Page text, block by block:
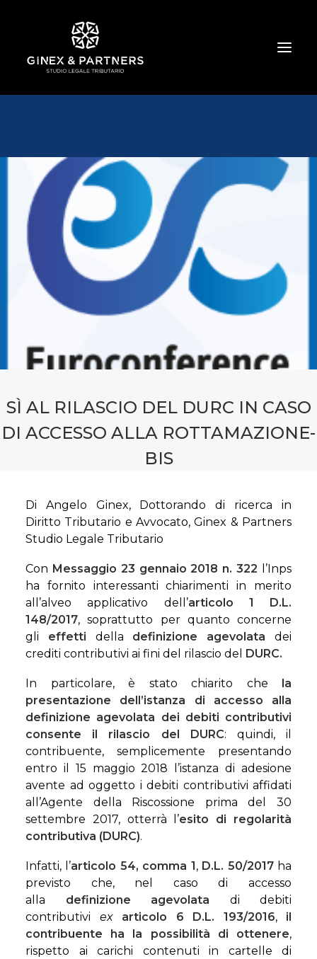
CHI SIAMO
TRIBUTARIO E PENALE TRIBUTARIO
GESTIONE E PROTEZIONE DEL PATRIMONIO
SOCIETARIO E CONTRATTUALISTICA
COMMERCIO INTERNAZIONALE
BANCARIO E FINANZIARIO
NEWS ED EVENTI
SÌ AL RILASCIO DEL DURC IN CASO
DI ACCESSO ALLA ROTTAMAZIONE-
BIS
Di Angelo Ginex, Dottorando di ricerca in
Diritto Tributario e Avvocato, Ginex & Partners
Studio Legale Tributario
Con Messaggio 23 gennaio 2018 n. 322 l’Inps
ha fornito interessanti chiarimenti in merito
all’alveo applicativo dell’articolo 1 D.L.
148/2017, soprattutto per quanto concerne
gli effetti della definizione agevolata dei
crediti contributivi ai fini del rilascio del DURC.
In particolare, è stato chiarito che la
presentazione dell’istanza di accesso alla
definizione agevolata dei debiti contributivi
consente il rilascio del DURC: quindi, il
contribuente, semplicemente presentando
entro il 15 maggio 2018 l’istanza di adesione
avente ad oggetto i debiti contributivi affidati
all’Agente della Riscossione prima del 30
settembre 2017, otterrà l’esito di regolarità
contributiva (DURC).
Infatti, l’articolo 54, comma 1, D.L. 50/2017ha
previsto che, nel caso di accesso
alla definizione agevolata di debiti
contributivi ex articolo 6 D.L. 193/2016, il
contribuente ha la
possibilità di ottenere,
rispetto ai carichi contenuti in cartelle di